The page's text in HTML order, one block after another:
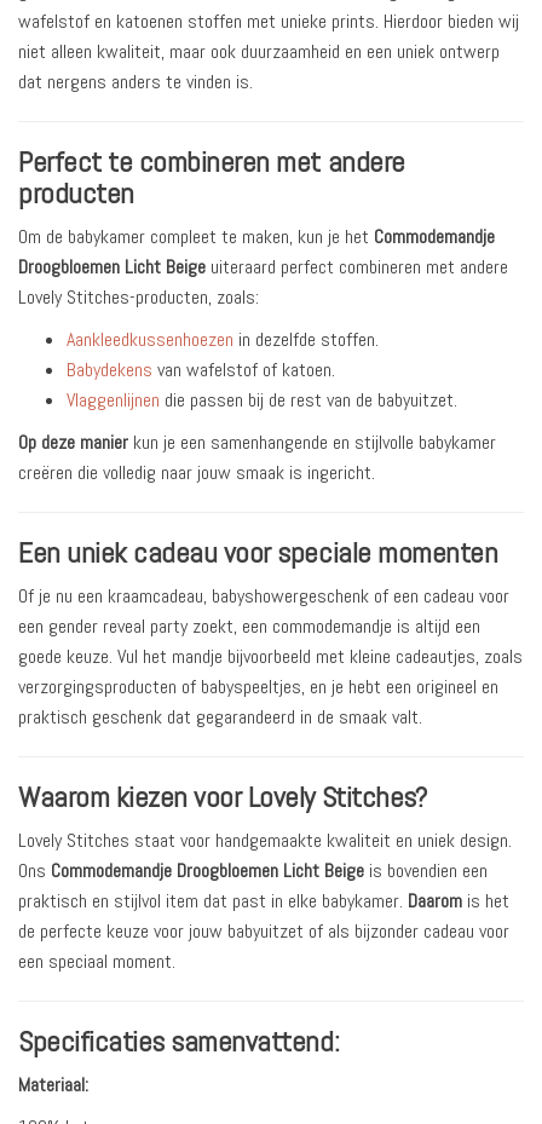
wafelstof en katoenen stoffen met unieke prints. Hierdoor bieden wij
niet alleen kwaliteit, maar ook duurzaamheid en een uniek ontwerp
dat nergens anders te vinden is.
Perfect te combineren met andere
producten
Om de babykamer compleet te maken, kun je het Commodemandje
Droogbloemen Licht Beige uiteraard perfect combineren met andere
Lovely Stitches-producten, zoals:
Aankleedkussenhoezen in dezelfde stoffen.
Babydekens van wafelstof of katoen.
Vlaggenlijnen die passen bij de rest van de babyuitzet.
Op deze manier kun je een samenhangende en stijlvolle babykamer
creëren die volledig naar jouw smaak is ingericht.
Een uniek cadeau voor speciale momenten
Of je nu een kraamcadeau, babyshowergeschenk of een cadeau voor
een gender reveal party zoekt, een commodemandje is altijd een
goede keuze. Vul het mandje bijvoorbeeld met kleine cadeautjes, zoals
verzorgingsproducten of babyspeeltjes, en je hebt een origineel en
praktisch geschenk dat gegarandeerd in de smaak valt.
Waarom kiezen voor Lovely Stitches?
Lovely Stitches staat voor handgemaakte kwaliteit en uniek design.
Ons Commodemandje Droogbloemen Licht Beige is bovendien een
praktisch en stijlvol item dat past in elke babykamer. Daarom is het
de perfecte keuze voor jouw babyuitzet of als bijzonder cadeau voor
een speciaal moment.
Specificaties samenvattend:
Materiaal: